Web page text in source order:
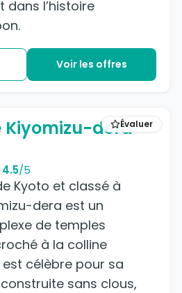
dans l’histoire
Voir les offres
Évaluer
Kiyomizu-dera
4.5/5
Kyoto et classé à
dera est un
de temples
à la colline
est célèbre pour sa
sans clous,